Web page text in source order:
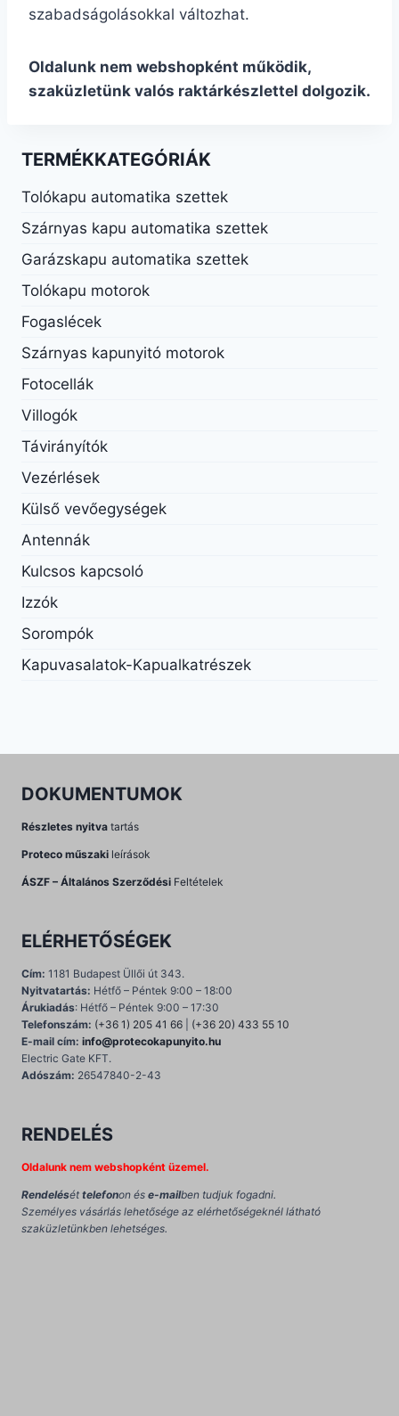
szabadságolásokkal változhat.
Oldalunk nem webshopként működik,
szaküzletünk valós raktárkészlettel dolgozik.
TERMÉKKATEGÓRIÁK
Tolókapu automatika szettek
Szárnyas kapu automatika szettek
Garázskapu automatika szettek
Tolókapu motorok
Fogaslécek
Szárnyas kapunyitó motorok
Fotocellák
Villogók
Távirányítók
Vezérlések
Külső vevőegységek
Antennák
Kulcsos kapcsoló
Izzók
Sorompók
Kapuvasalatok-Kapualkatrészek
DOKUMENTUMOK
Részletes nyitva tartás
Proteco műszaki leírások
ÁSZF – Általános Szerződési Feltételek
ELÉRHETŐSÉGEK
Cím: 1181 Budapest Üllői út 343.
Nyitvatartás: Hétfő – Péntek 9:00 – 18:00
Árukiadás: Hétfő – Péntek 9:00 – 17:30
Telefonszám: (+36 1) 205 41 66
(+36 20) 433 55 10
E-mail cím: info@protecokapunyito.hu
Electric Gate KFT.
Adószám: 26547840-2-43
RENDELÉS
Oldalunk nem webshopként üzemel.
Rendelését telefonon és e-mailben tudjuk fogadni.
Személyes vásárlás lehetősége az elérhetőségeknél látható
szaküzletünkben lehetséges.